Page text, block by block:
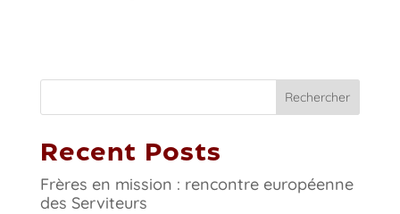
Rechercher
Recent Posts
Frères en mission : rencontre européenne
des Serviteurs